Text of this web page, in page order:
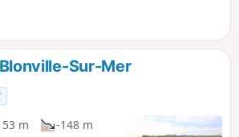
Sur-Mer
m
-148 m